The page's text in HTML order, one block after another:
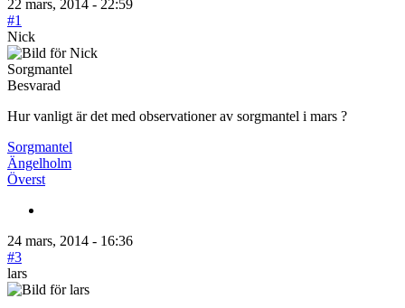
22 mars, 2014 - 22:59
#1
Nick
Sorgmantel
Besvarad
Hur vanligt är det med observationer av sorgmantel i mars ?
Sorgmantel
Ängelholm
Överst
24 mars, 2014 - 16:36
#3
lars